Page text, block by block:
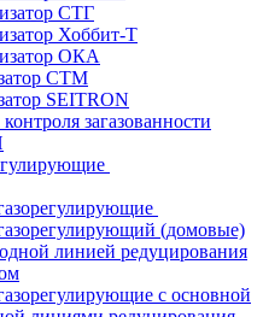
СТГ
Хоббит-Т
ОКА
СТМ
SEITRON
загазованности
(домовые)
линией редуцирования
с основной